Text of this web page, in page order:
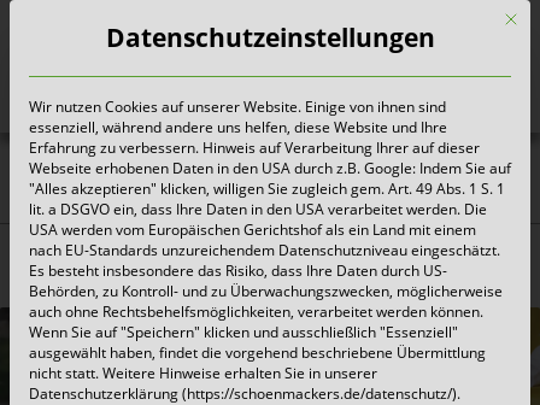
Heute für morgen sorgen
Besonders gefährlich
braucht besonders gute
Entsorgung.
Mit
Datenschutzeinstellungen
Wir nutzen Cookies auf unserer Website. Einige von ihnen sind
essenziell, während andere uns helfen, diese Website und Ihre
Erfahrung zu verbessern. Hinweis auf Verarbeitung Ihrer auf dieser
Webseite erhobenen Daten in den USA durch z.B. Google: Indem Sie auf
"Alles akzeptieren" klicken, willigen Sie zugleich gem. Art. 49 Abs. 1 S. 1
lit. a DSGVO ein, dass Ihre Daten in den USA verarbeitet werden. Die
USA werden vom Europäischen Gerichtshof als ein Land mit einem
nach EU-Standards unzureichendem Datenschutzniveau eingeschätzt.
Es besteht insbesondere das Risiko, dass Ihre Daten durch US-
Behörden, zu Kontroll- und zu Überwachungszwecken, möglicherweise
auch ohne Rechtsbehelfsmöglichkeiten, verarbeitet werden können.
Wenn Sie auf "Speichern" klicken und ausschließlich "Essenziell"
ausgewählt haben, findet die vorgehend beschriebene Übermittlung
nicht statt. Weitere Hinweise erhalten Sie in unserer
Datenschutzerklärung (https://schoenmackers.de/datenschutz/).